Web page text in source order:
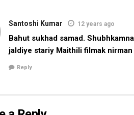
Santoshi Kumar 12 years ago
Bahut sukhad samad.
jaldiye stariy Maithili filmak
Reply